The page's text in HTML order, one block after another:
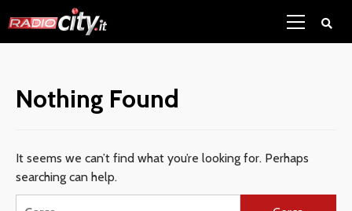
to
content
Nothing Found
It seems we can’t find what you’re looking for. Perhaps
searching can help.